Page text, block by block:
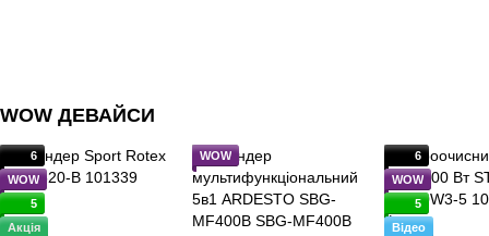
WOW ДЕВАЙСИ
6
WOW
5
Акція
WOW
6
WOW
5
Відео